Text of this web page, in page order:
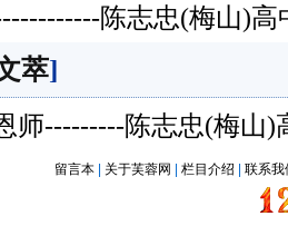
陈志忠(梅山)高
萃]
师---------陈志忠(梅山)
留言本| 关于芙蓉网 栏目介绍 联系我